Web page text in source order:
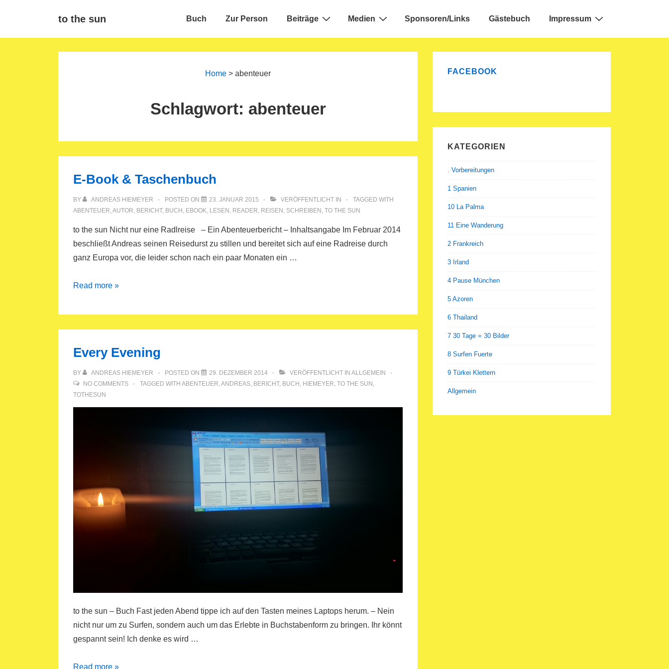
to the sun
Main
Buch Zur Person Beiträge Medien Sponsoren/Links Gästebuch Impressum
Home >abenteuer
Schlagwort: abenteuer
E-Book & Taschenbuch
BY ANDREAS HIEMEYER POSTED ON 23. JANUAR 2015 VERÖFFENTLICHT IN
TAGGED WITH
ABENTEUER,AUTOR, BERICHT, BUCH , EBOOK, LESEN , READER, REISEN , SCHREIBEN , TO THE SUN
to the sun Nicht nur eine Radlreise – Ein Abenteuerbericht – Inhaltsangabe Im Februar 2014
beschließt Andreas seinen Reisedurst zu stillen und bereitet sich auf eine Radreise durch
ganz Europa vor, die leider schon nach ein paar Monaten ein …
E-
&
Read more »
Every Evening
BY ANDREAS HIEMEYER POSTED ON 29. DEZEMBER 2014 VERÖFFENTLICHT IN ALLGEMEIN
NO COMMENTS
TAGGED WITH ABENTEUER,ANDREAS, BERICHT, BUCH , HIEMEYER, TO THE SUN ,
TOTHESUN
to the sun – Buch Fast jeden Abend tippe ich auf den Tasten meines Laptops herum. – Nein
nicht nur um zu Surfen, sondern auch um das Erlebte in Buchstabenform zu bringen. Ihr könnt
gespannt sein! Ich denke es wird …
Every
Read more »
FACEBOOK
KATEGORIEN
. Vorbereitungen
1 Spanien
10 La Palma
11 Eine Wanderung
2 Frankreich
3 Irland
4 Pause München
5 Azoren
6 Thailand
7 30 Tage = 30 Bilder
8 Surfen Fuerte
9 Türkei Klettern
Allgemein